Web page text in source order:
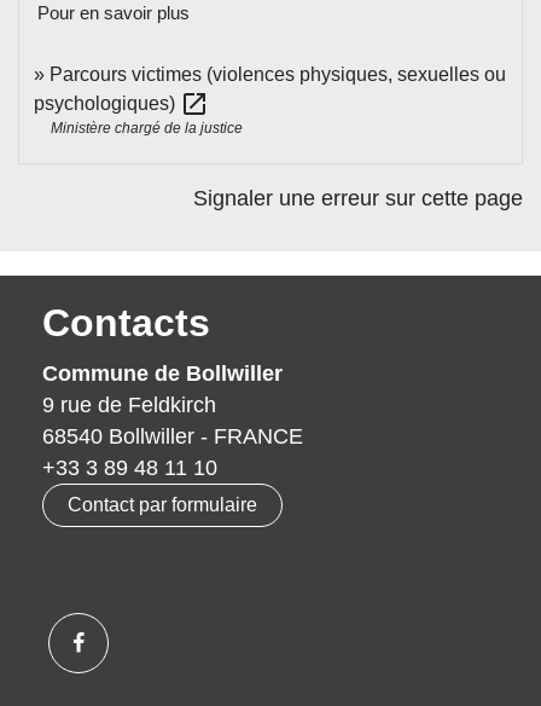
Pour en savoir plus
Parcours victimes (violences physiques, sexuelles ou
psychologiques) open_in_new
Ministère chargé de la justice
Signaler une erreur sur cette page
Contacts
Commune de Bollwiller
9 rue de Feldkirch
68540 Bollwiller - FRANCE
+33 3 89 48 11 10
Contact par formulaire